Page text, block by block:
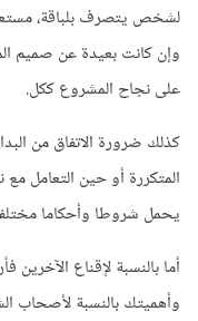
لشخص يتصرف بلباقة،
وإن كانت بعيدة عن صميم
على نجاح المشروع ككل.
كذلك ضرورة الاتفاق من
المتكررة أو حين التعامل
يحمل شروطا وأحكاما
أما بالنسبة لإقناع الآخرين
وأهميتك بالنسبة لأصحاب